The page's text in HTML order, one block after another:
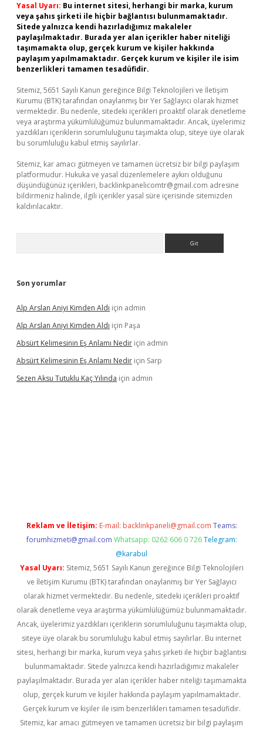
Yasal Uyarı: Bu internet sitesi, herhangi bir marka, kurum
veya şahıs şirketi ile hiçbir bağlantısı bulunmamaktadır.
Sitede yalnızca kendi hazırladığımız makaleler
paylaşılmaktadır. Burada yer alan içerikler haber niteliği
taşımamakta olup, gerçek kurum ve kişiler hakkında
paylaşım yapılmamaktadır. Gerçek kurum ve kişiler ile isim
benzerlikleri tamamen tesadüfidir.
Sitemiz, 5651 Sayılı Kanun gereğince Bilgi Teknolojileri ve İletişim
Kurumu (BTK) tarafından onaylanmış bir Yer Sağlayıcı olarak hizmet
vermektedir. Bu nedenle, sitedeki içerikleri proaktif olarak denetleme
veya araştırma yükümlülüğümüz bulunmamaktadır. Ancak, üyelerimiz
yazdıkları içeriklerin sorumluluğunu taşımakta olup, siteye üye olarak
bu sorumluluğu kabul etmiş sayılırlar.
Sitemiz, kar amacı gütmeyen ve tamamen ücretsiz bir bilgi paylaşım
platformudur. Hukuka ve yasal düzenlemelere aykırı olduğunu
düşündüğünüz içerikleri, backlinkpanelicomtr@gmail.com adresine
bildirmeniz halinde, ilgili içerikler yasal süre içerisinde sitemizden
kaldırılacaktır.
Son yorumlar
Alp Arslan Aniyi Kimden Aldı için admin
Alp Arslan Aniyi Kimden Aldı için Paşa
Absürt Kelimesinin Eş Anlamı Nedir için admin
Absürt Kelimesinin Eş Anlamı Nedir için Sarp
Sezen Aksu Tutuklu Kaç Yılında için admin
Reklam ve İletişim: E-mail: backlinkpaneli@gmail.com Teams:
forumhizmeti@gmail.com Whatsapp: 0262 606 0 726 Telegram:
@karabul
Yasal Uyarı: Sitemiz, 5651 Sayılı Kanun gereğince Bilgi Teknolojileri
ve İletişim Kurumu (BTK) tarafından onaylanmış bir Yer Sağlayıcı
olarak hizmet vermektedir. Bu nedenle, sitedeki içerikleri proaktif
olarak denetleme veya araştırma yükümlülüğümüz bulunmamaktadır.
Ancak, üyelerimiz yazdıkları içeriklerin sorumluluğunu taşımakta olup,
siteye üye olarak bu sorumluluğu kabul etmiş sayılırlar. Bu internet
sitesi, herhangi bir marka, kurum veya şahıs şirketi ile hiçbir bağlantısı
bulunmamaktadır. Sitede yalnızca kendi hazırladığımız makaleler
paylaşılmaktadır. Burada yer alan içerikler haber niteliği taşımamakta
olup, gerçek kurum ve kişiler hakkında paylaşım yapılmamaktadır.
Gerçek kurum ve kişiler ile isim benzerlikleri tamamen tesadüfidir.
Sitemiz, kar amacı gütmeyen ve tamamen ücretsiz bir bilgi paylaşım